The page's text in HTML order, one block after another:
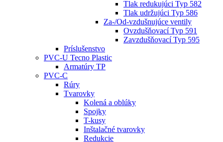
Tlak redukujúci Typ 582
Tlak udržujúci Typ 586
Za-/Od-vzdušnujúce ventily
Ovzdušňovací Typ 591
Zavzdušňovací Typ 595
Príslušenstvo
PVC-U Tecno Plastic
Armatúry TP
PVC-C
Rúry
Tvarovky
Kolená a oblúky
Spojky
T-kusy
Inštalačné tvarovky
Redukcie